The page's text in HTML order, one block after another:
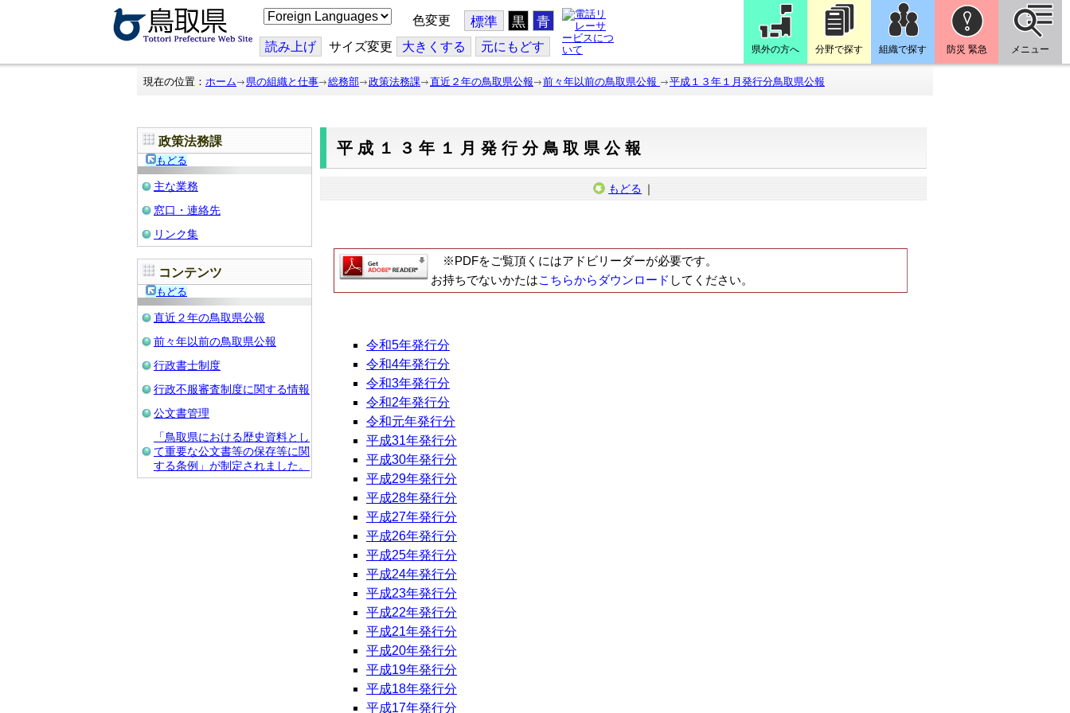
こ
の
ジ
を
翻
色変更 標準 黒 青
読み上げ サイズ変更 大きくする 元にもどす 県外の方へ 分野で探す 組織で探す 防災 緊急 メニュー
現在の位置： ホーム 県の組織と仕事 総務部 政策法務課 直近２年の鳥取県公報 前々年以前の鳥取県公報 平成１３年１月発行分鳥取県公報
政策法務課
もどる
主な業務
窓口・連絡先
リンク集
コンテンツ
もどる
直近２年の鳥取県公報
前々年以前の鳥取県公報
行政書士制度
行政不服審査制度に関する情報
公文書管理
「鳥取県における歴史資料とし
て重要な公文書等の保存等に関
する条例」が制定されました。
平成１３年１月発行分鳥取県公報
もどる ｜
※PDFをご覧頂くにはアドビリーダーが必要です。
お持ちでないかたはこちらからダウンロード してください。
令和5年発行分
令和4年発行分
令和3年発行分
令和2年発行分
令和元年発行分
平成31年発行分
平成30年発行分
平成29年発行分
平成28年発行分
平成27年発行分
平成26年発行分
平成25年発行分
平成24年発行分
平成23年発行分
平成22年発行分
平成21年発行分
平成20年発行分
平成19年発行分
平成18年発行分
平成17年発行分